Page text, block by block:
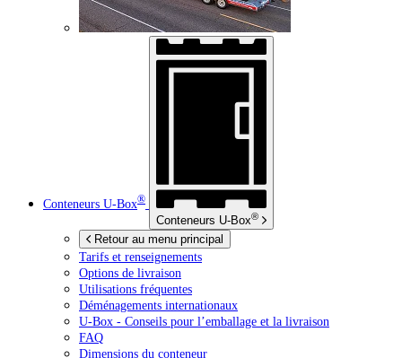
Conteneurs U-Box®
Conteneurs U-Box®
Retour au menu principal
Tarifs et renseignements
Options de livraison
Utilisations fréquentes
Déménagements internationaux
U-Box - Conseils pour l’emballage et la livraison
FAQ
Dimensions du conteneur